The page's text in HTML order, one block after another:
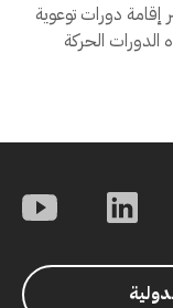
إقامة دورات توعوية
الدورات الحركة